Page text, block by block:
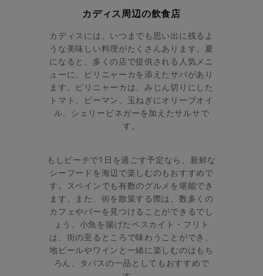
カディス周辺の飲食店
カディスには、いつまでも思い出に残るよ
うな美味しい料理がたくさんあります。夏
になると、多くの店で提供される人気メニ
ューに、ピリニャーカを添えたサバがあり
ます。
ピリニャーカは、みじん切りにした
トマト、ピーマン、玉ねぎにオリーブオイ
ル、シェリービネガーを加えたサルサで
す。
もしビーチで1日を過ごす予定なら、新鮮な
シーフードを海辺で楽しむのもおすすめで
す。スペインでも有数のグルメを堪能でき
ます。また、街を散策する際は、数多くの
カフェやバーを見つけることができるでし
ょう。小魚を揚げたペスカイト・フリト
は、街の至るところで味わうことができ、
地ビールやワインと一緒に楽しむのはもち
ろん、タパスの一品としてもおすすめで